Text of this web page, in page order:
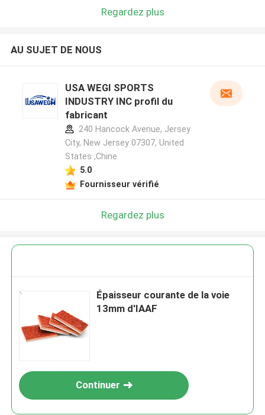
Regardez plus
AU SUJET DE NOUS
USA WEGI SPORTS
INDUSTRY INC profil du
fabricant
240 Hancock Avenue, Jersey
City, New Jersey 07307, United
States ,Chine
5.0
Fournisseur vérifié
Regardez plus
Épaisseur courante de la voie
13mm d'IAAF
Continuer